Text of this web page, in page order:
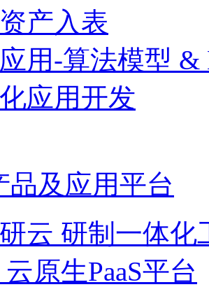
产入表
用-算法模型 &
应用开发
品及应用平台
云 研制一体
原生PaaS平台